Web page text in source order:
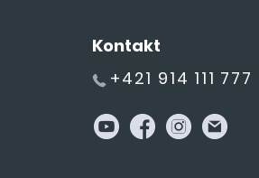
Kontakt
+421 914 111 777